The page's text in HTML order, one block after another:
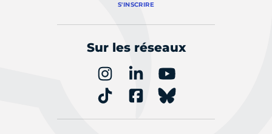
S'INSCRIRE
Sur les réseaux